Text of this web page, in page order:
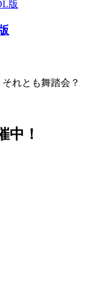
れとも舞踏会？
中！